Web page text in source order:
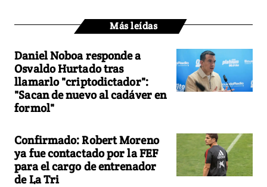
Más leídas
Daniel Noboa responde a
Osvaldo Hurtado tras
llamarlo "criptodictador":
"Sacan de nuevo al cadáver en
formol"
Confirmado: Robert Moreno
ya fue contactado por la FEF
para el cargo de entrenador
de La Tri